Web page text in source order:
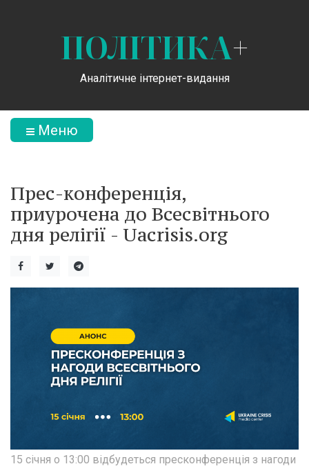
ПОЛІТИКА+
Аналітичне інтернет-видання
Меню
Прес-конференція,
приурочена до Всесвітнього
дня релігії - Uacrisis.org
15 січня о 13:00 відбудеться пресконференція з нагоди